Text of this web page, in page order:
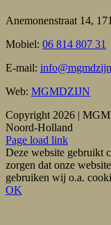
Anemonenstraat 14,
Mobiel: 06 814 807 31
E-mail:
Web: MGMDZIJN
Copyright 2026 |
Noord-Holland
Facebook
Instagram
LinkedIn
X
E-
mail
Page load link
Deze website gebruikt
zorgen dat onze
gebruiken wij o.a.
OK